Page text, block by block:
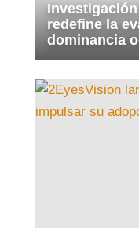
redefine la
dominancia